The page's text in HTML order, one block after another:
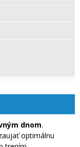
dnom.
optimálnu